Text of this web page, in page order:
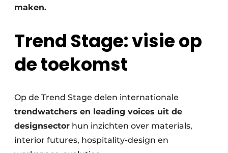
maken.
Trend Stage: visie op
de toekomst
Op de Trend Stage delen internationale
trendwatchers en leading voices uit de
designsector hun inzichten over materials,
interior futures, hospitality-design en